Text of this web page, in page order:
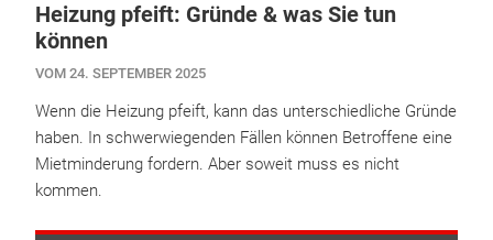
Heizung pfeift: Gründe & was Sie tun
können
VOM 24. SEPTEMBER 2025
Wenn die Heizung pfeift, kann das unterschiedliche Gründe
haben. In schwerwiegenden Fällen können Betroffene eine
Mietminderung fordern. Aber soweit muss es nicht
kommen.